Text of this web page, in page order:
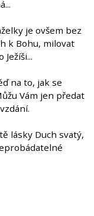
je ovšem bez
k Bohu, milovat
na to, jak se
Vám jen předat
lásky Duch svatý,